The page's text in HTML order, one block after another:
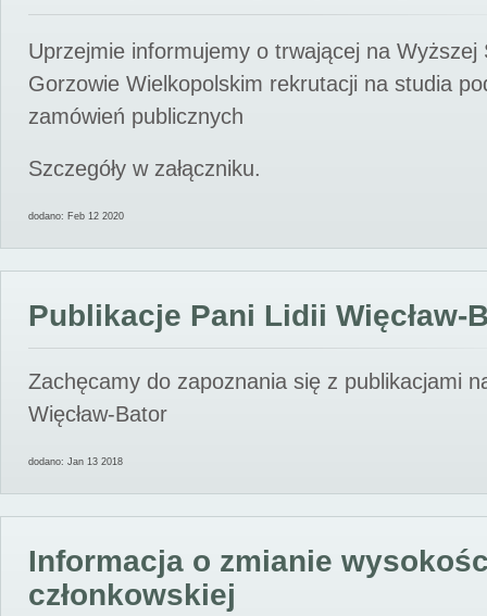
Uprzejmie informujemy o trwającej na Wyższej
Gorzowie Wielkopolskim rekrutacji na studia
zamówień publicznych
Szczegóły w załączniku.
dodano: Feb 12 2020
Publikacje Pani Lidii Więcław-
Zachęcamy do zapoznania się z publikacjami
Więcław-Bator
dodano: Jan 13 2018
Informacja o zmianie
członkowskiej